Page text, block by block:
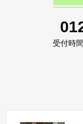
受付時